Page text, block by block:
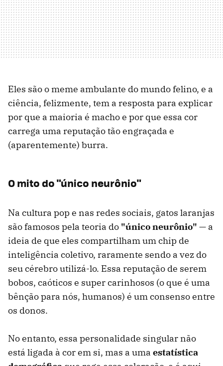
Eles são o meme ambulante do mundo felino, e a
ciência, felizmente, tem a resposta para explicar
por que a maioria é macho e por que essa cor
carrega uma reputação tão engraçada e
(aparentemente) burra.
O mito do "único neurônio"
Na cultura pop e nas redes sociais, gatos laranjas
são famosos pela teoria do "único neurônio" — a
ideia de que eles compartilham um chip de
inteligência coletivo, raramente sendo a vez do
seu cérebro utilizá-lo. Essa reputação de serem
bobos, caóticos e super carinhosos (o que é uma
bênção para nós, humanos) é um consenso entre
os donos.
No entanto, essa personalidade singular não
está ligada à cor em si, mas a uma estatística